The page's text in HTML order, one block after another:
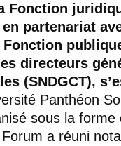
Fonction
partenariat
Fonction
directeurs
(SNDGCT),
Panthéon
sous la forme
a réuni